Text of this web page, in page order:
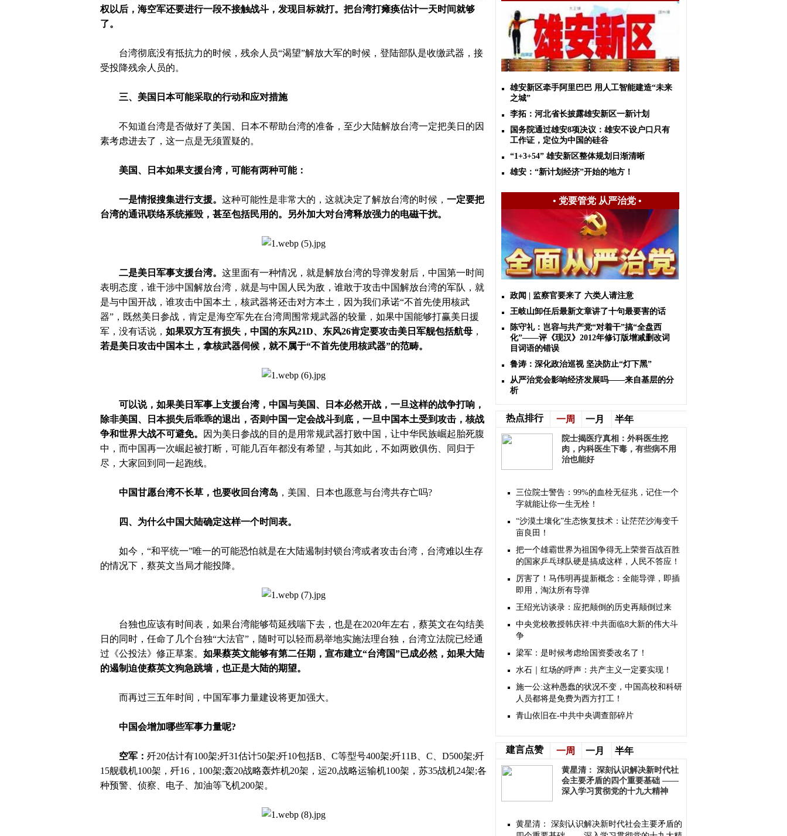
权以后，海空军还要进行一段不接触战斗，发现目标就打。 把台湾打瘫痪估计一天时间就够
了。
台湾彻底没有抵抗力的时候，残余人员“渴望”解放大军的时候，登陆部队是收缴武器，接
受投降残余人员的。
三、美国日本可能采取的行动和应对措施
不知道台湾是否做好了美国、日本不帮助台湾的准备，至少大陆解放台湾一定把美日的因
素考虑进去了，这一点是无须置疑的。
美国、日本如果支援台湾，可能有两种可能：
一是情报搜集进行支援。 这种可能性是非常大的，这就决定了解放台湾的时候， 一定要把
台湾的通讯联络系统摧毁，甚至包括民用的。另外加大对台湾释放强力的电磁干扰。
二是美日军事支援台湾。 这里面有一种情况，就是解放台湾的导弹发射后，中国第一时间
表明态度，谁干涉中国解放台湾，就是与中国人民为敌，谁敢于攻击中国解放台湾的军队，就
是与中国开战，谁攻击中国本土，核武器将还击对方本土，因为我们承诺“不首先使用核武
器”，既然美日参战，肯定是海空军先在台湾周围常规武器的较量，如果中国能够打赢美日援
军，没有话说， 如果双方互有损失，中国的东风21D、东风26肯定要攻击美日军舰包括航母 ，
若是美日攻击中国本土，拿核武器伺候，就不属于“不首先使用核武器”的范畴。
可以说，如果美日军事上支援台湾，中国与美国、日本必然开战，一旦这样的战争打响，
除非美国、日本损失后乖乖的退出，否则中国一定会战斗到底，一旦中国本土受到攻击，核战
争和世界大战不可避免。
因为美日参战的目的是用常规武器打败中国，让中华民族崛起胎死腹
中，而中国再一次崛起被打断，可能几百年都没有希望，与其如此，不如两败俱伤、同归于
尽，大家回到同一起跑线。
中国甘愿台湾不长草，也要收回台湾岛 ，美国、日本也愿意与台湾共存亡吗?
四、为什么中国大陆确定这样一个时间表。
如今， “和平统一”唯一的可能恐怕就是在大陆遏制封锁台湾或者攻击台湾，台湾难以生存
的情况下，蔡英文当局才能投降。
台独也应该有时间表，如果台湾能够苟延残喘下去，也是在2020年左右，蔡英文在勾结美
日的同时，任命了几个台独“大法官”，随时可以轻而易举地实施法理台独，台湾立法院已经通
过《公投法》修正草案。 如果蔡英文能够有第二任期，宣布建立“台湾国”已成必然，如果大陆
的遏制迫使蔡英文狗急跳墙，也正是大陆的期望。
而再过三五年时间，中国军事力量建设将更加强大。
中国会增加哪些军事力量呢?
空军： 歼20估计有100架;歼31估计50架;歼10包括B、C等型号400架;歼11B、C、D500架;歼
15舰载机100架，歼16，100架;轰20战略轰炸机20架，运20,战略运输机100架，苏35战机24架;各
种预警、侦察、电子、加油等飞机200架。
雄安新区牵手阿里巴巴 用人工智能建造“未来
之城”
李拓：河北省长披露雄安新区一新计划
国务院通过雄安8项决议：雄安不设户口只有
工作证，定位为中国的硅谷
“1+3+54” 雄安新区整体规划日渐清晰
雄安：“新计划经济”开始的地方！
• 党要管党 从严治党•
政闻 | 监察官要来了 六类人请注意
王岐山卸任后最新文章讲了十句最要害的话
陈守礼：岂容与共产党“对着干”搞“全盘西
化”——评《现汉》2012年修订版增减删改词
目词语的错误
鲁涛：深化政治巡视 坚决防止“灯下黑”
从严治党会影响经济发展吗——来自基层的分
析
热点排行 一周 一月 半年
院士揭医疗真相：外科医生挖
肉，内科医生下毒，有些病不用
治也能好
三位院士警告：99%的血栓无征兆，记住一个
字就能让你一生无栓！
“沙漠土壤化”生态恢复技术：让茫茫沙海变千
亩良田！
把一个雄霸世界为祖国争得无上荣誉百战百胜
的国家乒乓球队硬是搞成这样，人民不答应！
厉害了！马伟明再提新概念：全能导弹，即插
即用，淘汰所有导弹
王绍光访谈录：应把颠倒的历史再颠倒过来
中央党校教授韩庆祥:中共面临8大新的伟大斗
争
梁军：是时候考虑给国资委改名了！
水石｜红场的呼声：共产主义一定要实现！
施一公:这种愚蠢的状况不变，中国高校和科研
人员都将是免费为西方打工！
青山依旧在-中共中央调查部碎片
建言点赞 一周 一月 半年
黄星清： 深刻认识解决新时代社
会主要矛盾的四个重要基础 ——
深入学习贯彻党的十九大精神
黄星清： 深刻认识解决新时代社会主要矛盾的